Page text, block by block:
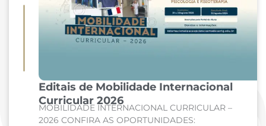
Editais de Mobilidade Internacional
Curricular 2026
MOBILIDADE INTERNACIONAL CURRICULAR –
2026 CONFIRA AS OPORTUNIDADES: